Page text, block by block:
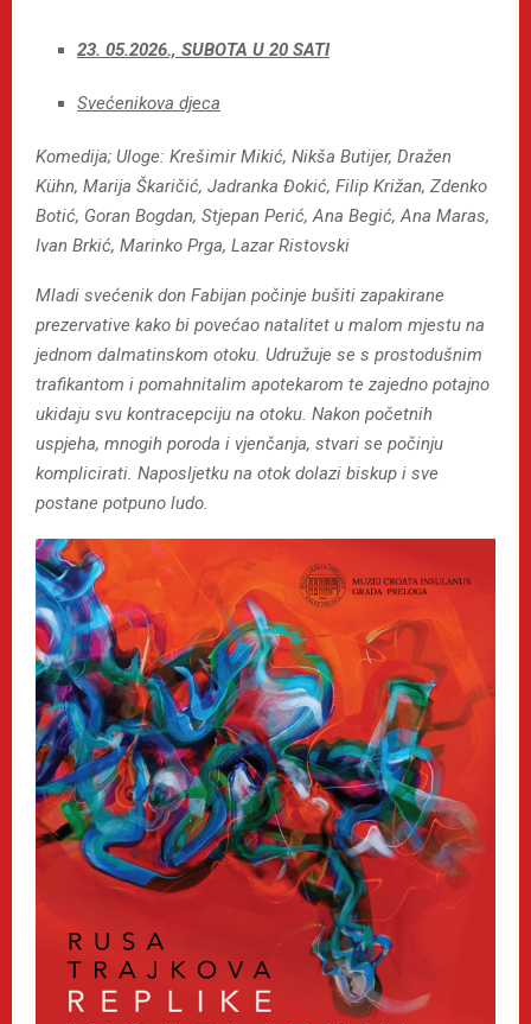
23. 05.2026., SUBOTA U 20 SATI
Svećenikova djeca
Komedija; Uloge: Krešimir Mikić, Nikša Butijer, Dražen
Kühn, Marija Škaričić, Jadranka Đokić, Filip Križan, Zdenko
Botić, Goran Bogdan, Stjepan Perić, Ana Begić, Ana Maras,
Ivan Brkić, Marinko Prga, Lazar Ristovski
Mladi svećenik don Fabijan počinje bušiti zapakirane
prezervative kako bi povećao natalitet u malom mjestu na
jednom dalmatinskom otoku. Udružuje se s prostodušnim
trafikantom i pomahnitalim apotekarom te zajedno potajno
ukidaju svu kontracepciju na otoku. Nakon početnih
uspjeha, mnogih poroda i vjenčanja, stvari se počinju
komplicirati. Naposljetku na otok dolazi biskup i sve
postane potpuno ludo.